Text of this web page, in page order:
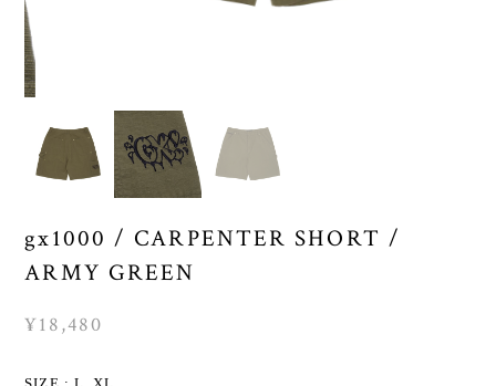
gx1000 / CARPENTER SHORT /
ARMY GREEN
¥18,480